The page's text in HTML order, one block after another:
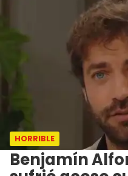
HORRIBLE
Benjamín